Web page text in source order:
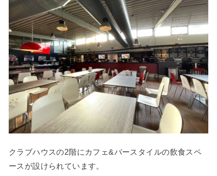
クラブハウスの2階にカフェ&バースタイルの飲食スペ
ースが設けられています。